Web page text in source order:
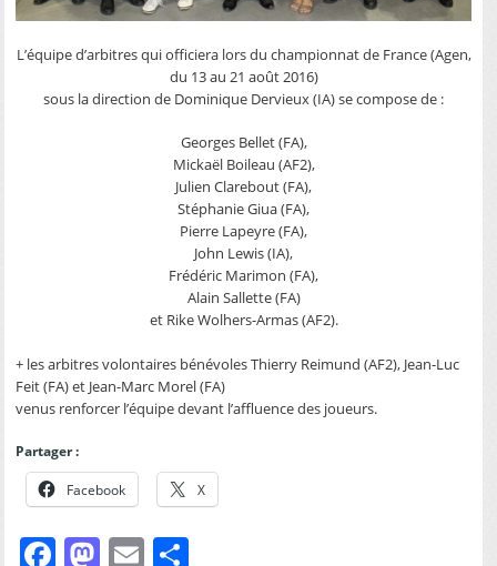
L’équipe d’arbitres qui officiera lors du championnat de France (Agen,
du 13 au 21 août 2016)
sous la direction de Dominique Dervieux (IA) se compose de :
Georges Bellet (FA),
Mickaël Boileau (AF2),
Julien Clarebout (FA),
Stéphanie Giua (FA),
Pierre Lapeyre (FA),
John Lewis (IA),
Frédéric Marimon (FA),
Alain Sallette (FA)
et Rike Wolhers-Armas (AF2).
+ les arbitres volontaires bénévoles Thierry Reimund (AF2), Jean-Luc
Feit (FA) et Jean-Marc Morel (FA)
venus renforcer l’équipe devant l’affluence des joueurs.
Partager :
Facebook X
FacebookMastodonEmail